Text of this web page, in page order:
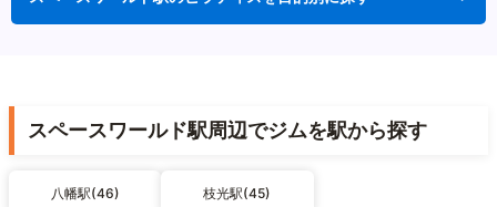
スペースワールド駅周辺でジムを駅から探す
八幡駅(46) 枝光駅(45)